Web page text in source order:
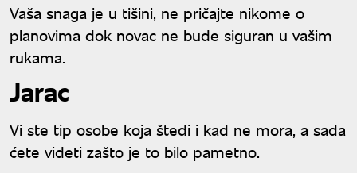
Vaša snaga je u tišini, ne pričajte nikome o
planovima dok novac ne bude siguran u vašim
rukama.
Jarac
Vi ste tip osobe koja štedi i kad ne mora, a sada
ćete videti zašto je to bilo pametno.